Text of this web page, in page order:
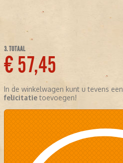
3. TOTAAL
€ 57,45
In de winkelwagen kunt u tevens een
felicitatietoevoegen!